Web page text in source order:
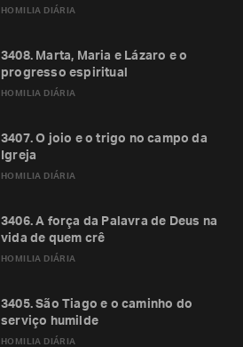
HOMILIA DIÁRIA
HOMILIA DIÁRIA
3408. Marta, Maria e Lázaro e o
progresso espiritual
HOMILIA DIÁRIA
3407. O joio e o trigo no campo da
Igreja
HOMILIA DIÁRIA
3406. A força da Palavra de Deus na
vida de quem crê
HOMILIA DIÁRIA
3405. São Tiago e o caminho do
serviço humilde